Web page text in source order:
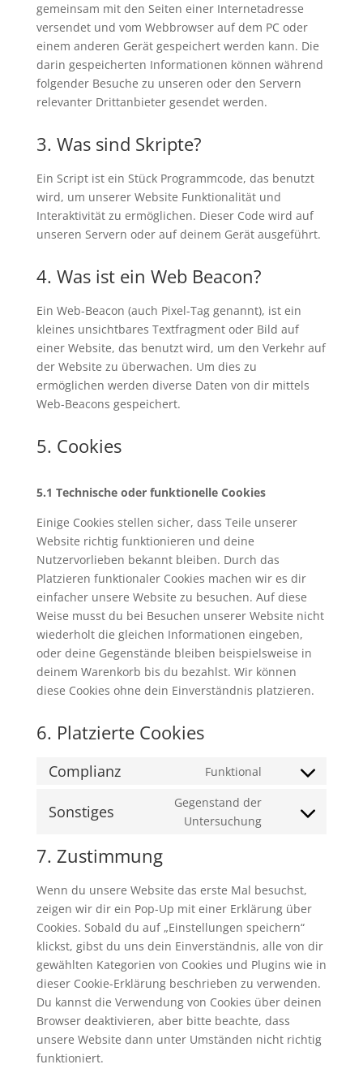
gemeinsam mit den Seiten einer Internetadresse
versendet und vom Webbrowser auf dem PC oder
einem anderen Gerät gespeichert werden kann. Die
darin gespeicherten Informationen können während
folgender Besuche zu unseren oder den Servern
relevanter Drittanbieter gesendet werden.
3. Was sind Skripte?
Ein Script ist ein Stück Programmcode, das benutzt
wird, um unserer Website Funktionalität und
Interaktivität zu ermöglichen. Dieser Code wird auf
unseren Servern oder auf deinem Gerät ausgeführt.
4. Was ist ein Web Beacon?
Ein Web-Beacon (auch Pixel-Tag genannt), ist ein
kleines unsichtbares Textfragment oder Bild auf
einer Website, das benutzt wird, um den Verkehr auf
der Website zu überwachen. Um dies zu
ermöglichen werden diverse Daten von dir mittels
Web-Beacons gespeichert.
5. Cookies
5.1 Technische oder funktionelle Cookies
Einige Cookies stellen sicher, dass Teile unserer
Website richtig funktionieren und deine
Nutzervorlieben bekannt bleiben. Durch das
Platzieren funktionaler Cookies machen wir es dir
einfacher unsere Website zu besuchen. Auf diese
Weise musst du bei Besuchen unserer Website nicht
wiederholt die gleichen Informationen eingeben,
oder deine Gegenstände bleiben beispielsweise in
deinem Warenkorb bis du bezahlst. Wir können
diese Cookies ohne dein Einverständnis platzieren.
6. Platzierte Cookies
Complianz Funktional
Consent
service
Sonstiges
Gegenstand der
Untersuchung
Consent
7. Zustimmung
Wenn du unsere Website das erste Mal besuchst,
zeigen wir dir ein Pop-Up mit einer Erklärung über
Cookies. Sobald du auf „Einstellungen speichern“
klickst, gibst du uns dein Einverständnis, alle von dir
gewählten Kategorien von Cookies und Plugins wie in
dieser Cookie-Erklärung beschrieben zu verwenden.
Du kannst die Verwendung von Cookies über deinen
Browser deaktivieren, aber bitte beachte, dass
unsere Website dann unter Umständen nicht richtig
funktioniert.